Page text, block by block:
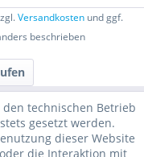
Versandkosten und ggf.
beschrieben
technischen Betrieb
gesetzt werden.
dieser Website
die Interaktion mit